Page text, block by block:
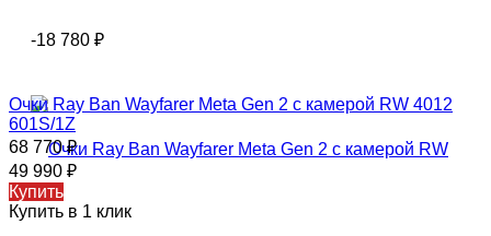
-18 780 ₽
Очки Ray Ban Wayfarer Meta Gen 2 с камерой RW 4012
601S/1Z
68 770₽
49 990 ₽
Купить
Купить в 1 клик